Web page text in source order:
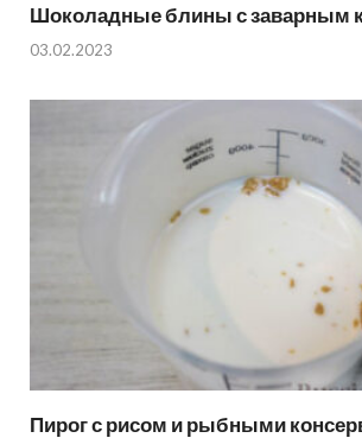
Шоколадные блины с заварным
03.02.2023
Пирог с рисом и рыбными